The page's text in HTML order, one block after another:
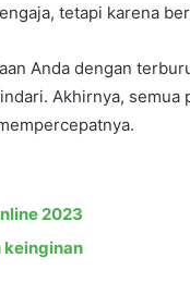
tetapi karena
Anda dengan
Akhirnya, semua
2023
keinginan